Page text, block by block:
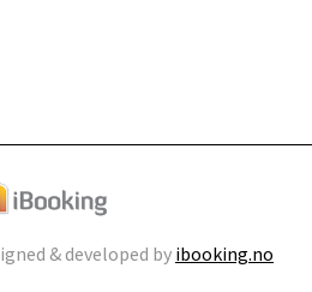
& developed byibooking.no